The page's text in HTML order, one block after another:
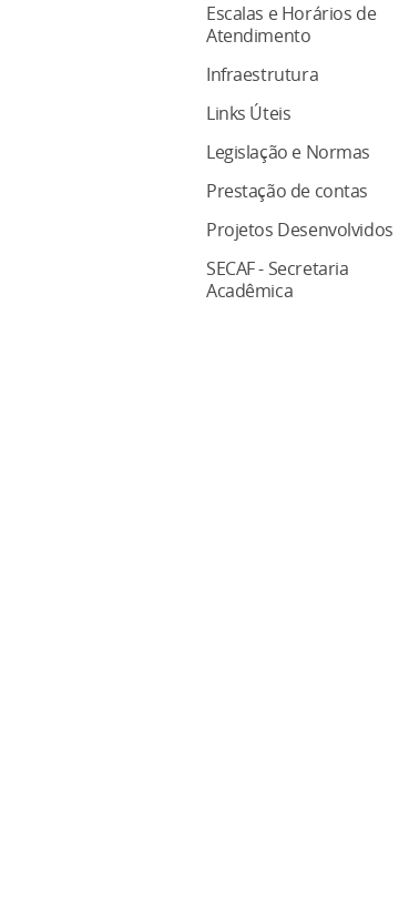
Escalas e Horários de
Atendimento
Infraestrutura
Links Úteis
Legislação e Normas
Prestação de contas
Projetos Desenvolvidos
SECAF - Secretaria
Acadêmica